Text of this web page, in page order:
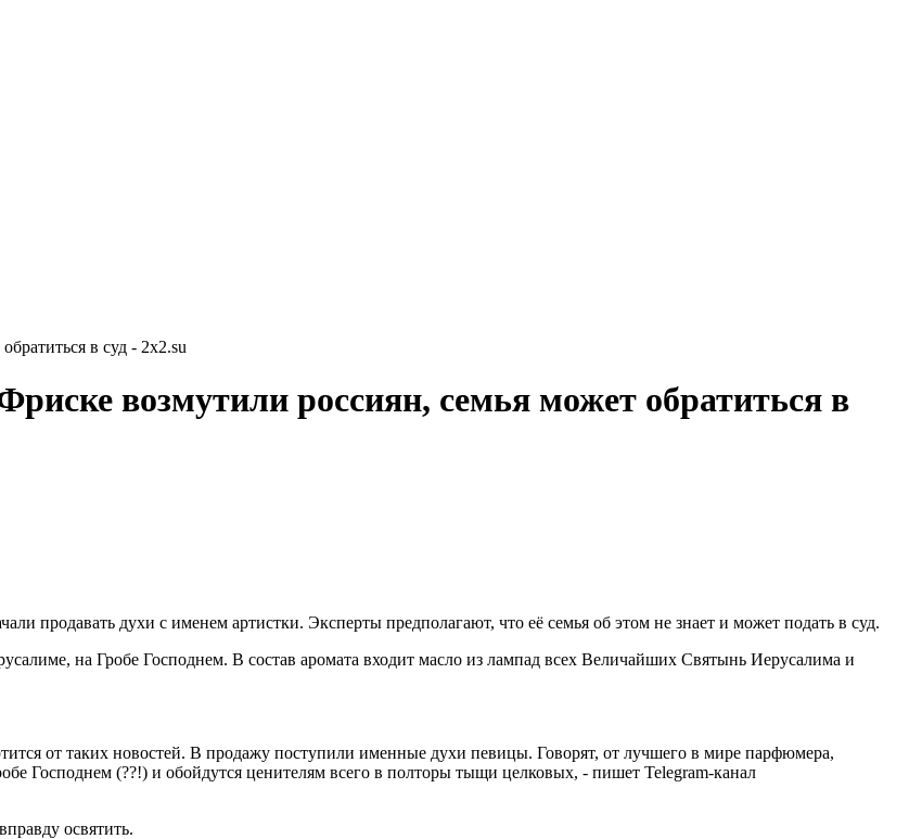
в суд - 2x2.su
возмутили россиян, семья может обратиться в
продавать духи с именем артистки. Эксперты предполагают, что её семья об этом не знает и может подать в суд.
на Гробе Господнем. В состав аромата входит масло из лампад всех Величайших Святынь Иерусалима и
от таких новостей. В продажу поступили именные духи певицы. Говорят, от лучшего в мире парфюмера,
Господнем (??!) и обойдутся ценителям всего в полторы тыщи целковых, - пишет Telegram-канал
освятить.